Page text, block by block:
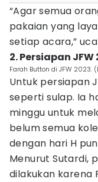
“Agar semua
pakaian yang
setiap acara,”
2. Persiapan
Farah Button di JFW 2023.
Untuk persiapan
seperti sulap. Ia
minggu untuk
belum semua
dengan hari H
Menurut Sutardi,
dilakukan karena